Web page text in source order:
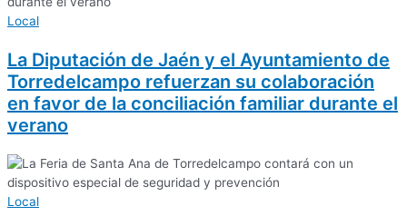
Local
La Diputación de Jaén y el Ayuntamiento de
Torredelcampo refuerzan su colaboración
en favor de la conciliación familiar durante el
verano
Local